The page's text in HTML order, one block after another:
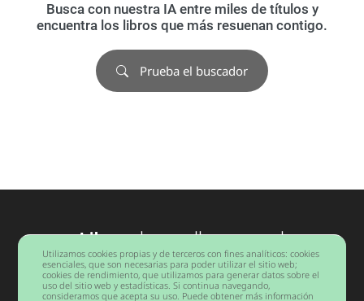
Busca con nuestra IA entre miles de títulos y
encuentra los libros que más resuenan contigo.
Prueba el buscador
Librosdesarrollo personal
Barcelona
Utilizamos cookies propias y de terceros con fines analíticos: cookies
esenciales, que son necesarias para poder utilizar el sitio web;
cookies de rendimiento, que utilizamos para generar datos sobre el
uso del sitio web y estadísticas. Si continua navegando,
consideramos que acepta su uso. Puede obtener más información